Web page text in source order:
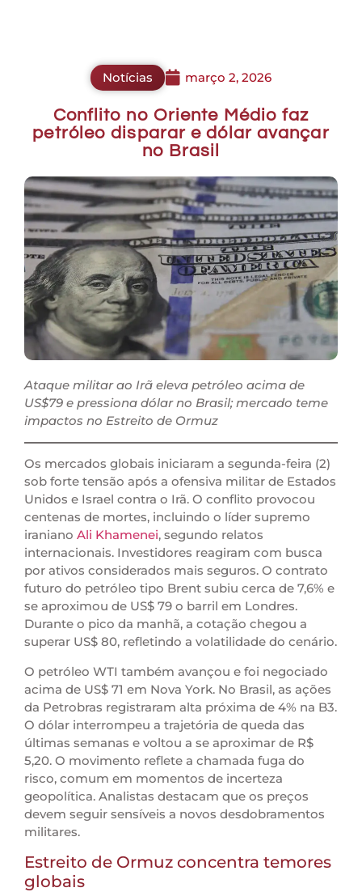
Notícias março 2, 2026
Conflito no Oriente Médio faz
petróleo disparar e dólar avançar
no Brasil
Ataque militar ao Irã eleva petróleo acima de
US$79 e pressiona dólar no Brasil; mercado teme
impactos no Estreito de Ormuz
Os mercados globais iniciaram a segunda-feira (2)
sob forte tensão após a ofensiva militar de Estados
Unidos e Israel contra o Irã. O conflito provocou
centenas de mortes, incluindo o líder supremo
iraniano Ali Khamenei, segundo relatos
internacionais. Investidores reagiram com busca
por ativos considerados mais seguros. O contrato
futuro do petróleo tipo Brent subiu cerca de 7,6% e
se aproximou de US$ 79 o barril em Londres.
Durante o pico da manhã, a cotação chegou a
superar US$ 80, refletindo a volatilidade do cenário.
O petróleo WTI também avançou e foi negociado
acima de US$ 71 em Nova York. No Brasil, as ações
da Petrobras registraram alta próxima de 4% na B3.
O dólar interrompeu a trajetória de queda das
últimas semanas e voltou a se aproximar de R$
5,20. O movimento reflete a chamada fuga do
risco, comum em momentos de incerteza
geopolítica. Analistas destacam que os preços
devem seguir sensíveis a novos desdobramentos
militares.
Estreito de Ormuz concentra temores
globais